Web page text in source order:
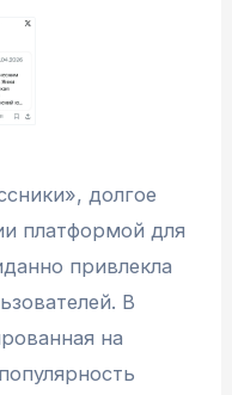
долгое
платформой для
привлекла
В
на